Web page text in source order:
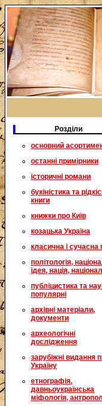
Розділи
основний
останні примірники
історичні романи
букіністика та
книги
книжки про Київ
козацька Україна
класична і сучасна
політологія,
ідея, нація,
публіцистика та
популярні
архівні матеріали,
документи
археологічні
дослідження
зарубіжні видання
Україну
етнографія,
давньоукраїнська
міфологія,